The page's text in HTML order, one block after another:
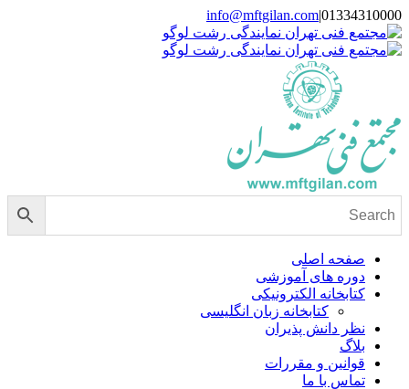
Skip
to
content
01334310000
|
info@mftgilan.com
Instagram
LinkedIn
صفحه اصلی
دوره های آموزشی
کتابخانه الکترونیکی
کتابخانه زبان انگلیسی
نظر دانش پذیران
بلاگ
قوانین و مقررات
تماس با ما